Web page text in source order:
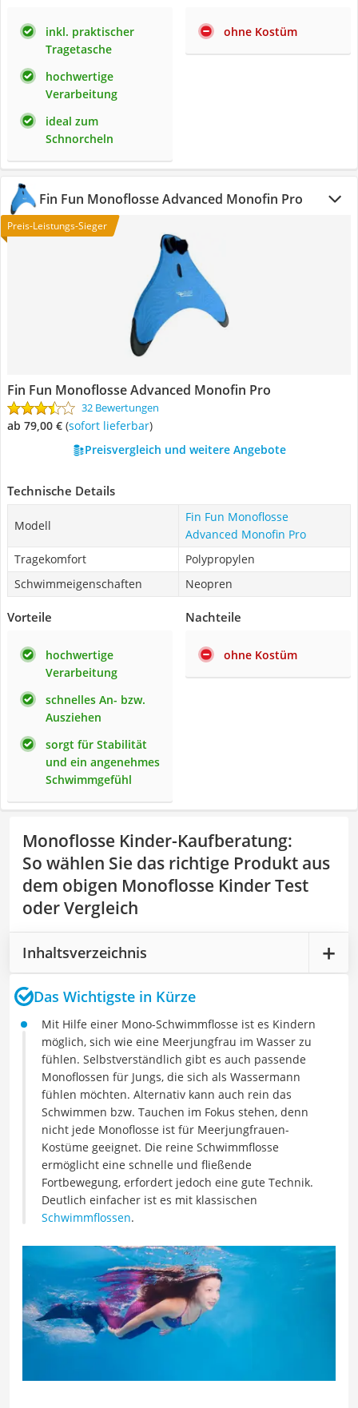
inkl. praktischer
Tragetasche
hochwertige
Verarbeitung
ideal zum
Schnorcheln
ohne Kostüm
Fin Fun Monoflosse Advanced Monofin Pro
Preis-Leistungs-Sieger
Fin Fun Monoflosse Advanced Monofin Pro
32 Bewertungen
ab 79,00 € ( Sofort lieferbar)
Preisvergleich und weitere Angebote
Technische Details
Modell
Fin Fun Monoflosse
Advanced Monofin Pro
Tragekomfort
Polypropylen
Schwimmeigenschaften
Neopren
Vorteile
hochwertige
Verarbeitung
schnelles An- bzw.
Ausziehen
sorgt für Stabilität
und ein angenehmes
Schwimmgefühl
Nachteile
ohne Kostüm
Monoflosse Kinder-Kaufberatung:
So wählen Sie das richtige Produkt aus
dem obigen Monoflosse Kinder Test
oder Vergleich
Inhaltsverzeichnis
Das Wichtigste in Kürze
Mit Hilfe einer Mono-Schwimmflosse ist es Kindern
möglich, sich wie eine Meerjungfrau im Wasser zu
fühlen. Selbstverständlich gibt es auch passende
Monoflossen für Jungs, die sich als Wassermann
fühlen möchten. Alternativ kann auch rein das
Schwimmen bzw. Tauchen im Fokus stehen, denn
nicht jede Monoflosse ist für Meerjungfrauen-
Kostüme geeignet. Die reine Schwimmflosse
ermöglicht eine schnelle und fließende
Fortbewegung, erfordert jedoch eine gute Technik.
Deutlich einfacher ist es mit klassischen
Schwimmflossen.